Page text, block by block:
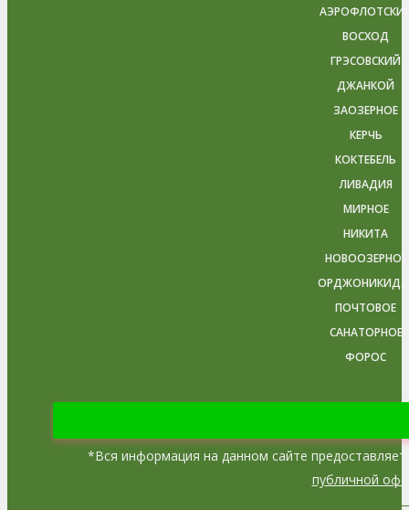
ВОСХОД
ГРЭСОВСКИЙ
ДЖАНКОЙ
ЗАОЗЕРНОЕ
КЕРЧЬ
КОКТЕБЕЛЬ
ЛИВАДИЯ
МИРНОЕ
НИКИТА
НОВООЗЕРНОЕ
ПОЧТОВОЕ
САНАТОРНОЕ
ФОРОС
*Вся информация на данном сайте
публичной